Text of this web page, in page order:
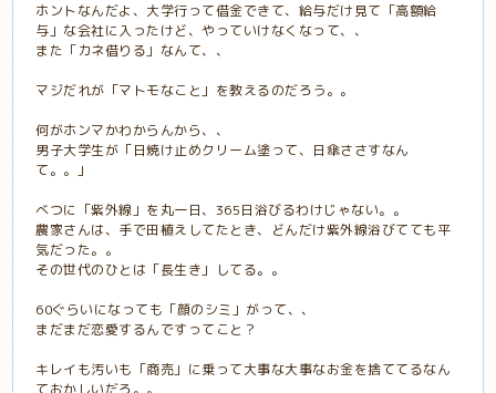
ホントなんだよ、大学行って借金できて、給与だけ見て「高額給
与」な会社に入ったけど、やっていけなくなって、、
また「カネ借りる」なんて、、
マジだれが「マトモなこと」を教えるのだろう。。
何がホンマかわからんから、、
男子大学生が「日焼け止めクリーム塗って、日傘ささすなん
て。。」
べつに「紫外線」を丸一日、365日浴びるわけじゃない。。
農家さんは、手で田植えしてたとき、どんだけ紫外線浴びてても平
気だった。。
その世代のひとは「長生き」してる。。
60ぐらいになっても「顔のシミ」がって、、
まだまだ恋愛するんですってこと？
キレイも汚いも「商売」に乗って大事な大事なお金を捨ててるなん
ておかしいだろ。。